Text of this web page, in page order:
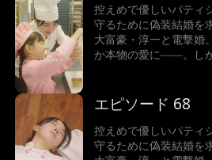
控えめで優しいパティ
守るために偽装結婚を
大富豪・淳一と電撃婚
か本物の愛に――。し
かる！
エピソード 68
控えめで優しいパティ
守るために偽装結婚を